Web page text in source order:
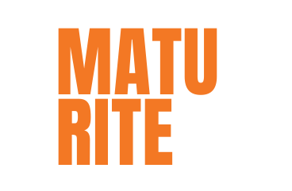
MATU
RITE